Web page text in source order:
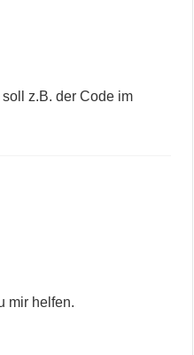
z.B. der Code im
mir helfen.